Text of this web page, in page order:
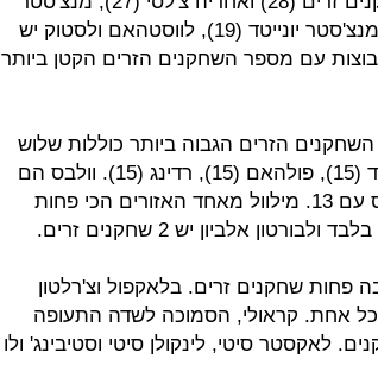
סיטי (22), ווטפורד (22), ליברפול (21) ומנצ'סטר יונייטד (19), לווסטהאם ולסטוק יש
עם מספר השחקנים הזרים הקטן ביותר
הזרים הגבוה ביותר כוללות שלוש
קבוצות מלונדון ומדרום מזרח: ברנטפורד (15), פולהאם (15), רדינג (15). וולבס הם
הבאים בתור עם 14 שחקנים זרים ולידס עם 13. מילוול מאחד האזורים הכי פחות
פחות שחקנים זרים. בלאקפול וצ'רלטון
ליג 1 עם 6 שחקנים כל אחת. קראולי, הסמוכה לשדה התעופה
מובילה בפוטבול ליג 2 עם 7 שחקנים. לאקסטר סיטי, לינקולן סיטי וסטיבינג' ולו